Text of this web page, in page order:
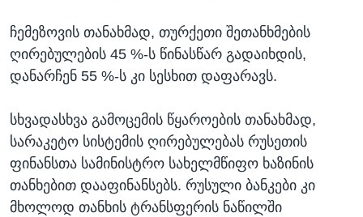
ჩემეზოვის თანახმად, თურქეთი შეთანხმების
ღირებულების 45 %-ს წინასწარ გადაიხდის,
დანარჩენ 55 %-ს კი სესხით დაფარავს.
სხვადასხვა გამოცემის წყაროების თანახმად,
სარაკეტო სისტემის ღირებულებას რუსეთის
ფინანსთა სამინისტრო სახელმწიფო ხაზინის
თანხებით დააფინანსებს. რუსული ბანკები კი
მხოლოდ თანხის ტრანსფერის ნაწილში